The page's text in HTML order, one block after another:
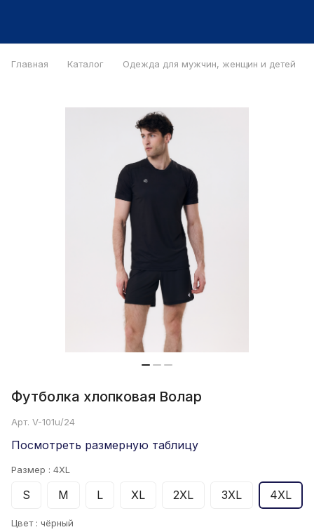
Главная Каталог Одежда для мужчин, женщин и детей
Футболка хлопковая Волар
Арт. V-101u/24
Посмотреть размерную таблицу
Размер : 4XL
S M L XL 2XL 3XL 4XL
Цвет : чёрный